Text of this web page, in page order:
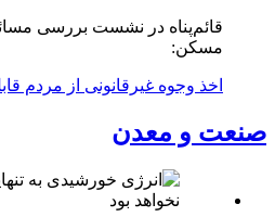
قائم‌پناه در نشست بررسی
مسکن:
اخذ وجوه غیرقانونی از مردم
صنعت و معدن